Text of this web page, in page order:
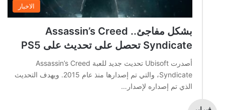
الاخبار
بشكل مفاجئ.. Assassin’s Creed
Syndicate تحصل على تحديث على PS5
أصدرت Ubisoft تحديث جديد للعبة Assassin’s Creed
Syndicate، والتي تم إصدارها منذ عام 2015. ويهدف التحديث
الذي تم إصداره لإصدار…